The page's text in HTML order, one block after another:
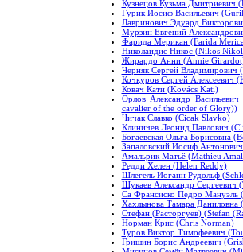
Кузнецов Кузьма Дмитриевич
Гурик Иосиф Васильевич
Лавринович Эдуард
Мурзин Евгений
Фарида Мерикан (Farida
Николаидис Никос (Nikos
Жирардо Анни (Annie
Черняк Сергей
Кочкуров Сергей Алексеевич
Ковач Кати (Kovács Kati)
Орлов Александр
cavalier of the order of Glory))
Чичак Славко (Cicak Slavko)
Клиничев Леонид Павлович
Богаевская Ольга Борисовна
Запаловский Иосиф
Амальрик Матьё (Mathieu
Редди Хелен (Helen Reddy)
Шлегель Иоганн Рудольф
Шукаев Александр Сергеевич
Са Франсиско Педро Мануэль
Хахлынова Тамара Даниловна
Стефан (Расторгуев) (Stefan
Норман Крис (Chris Norman)
Туров Виктор Тимофеевич
Гришин Борис Андреевич